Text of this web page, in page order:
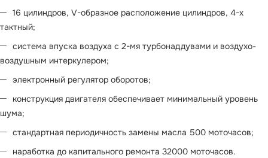
16 цилиндров, V-образное расположение цилиндров, 4-х
тактный;
система впуска воздуха с 2-мя турбонаддувами и воздухо-
воздушным интеркулером;
электронный регулятор оборотов;
конструкция двигателя обеспечивает минимальный уровень
шума;
стандартная периодичность замены масла 500 моточасов;
наработка до капитального ремонта 32000 моточасов.